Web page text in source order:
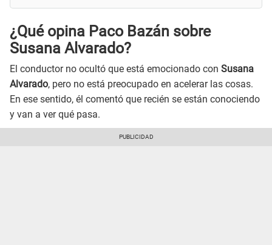
¿Qué opina Paco Bazán sobre
Susana Alvarado?
El conductor no ocultó que está emocionado con Susana
Alvarado, pero no está preocupado en acelerar las cosas.
En ese sentido, él comentó que recién se están conociendo
y van a ver qué pasa.